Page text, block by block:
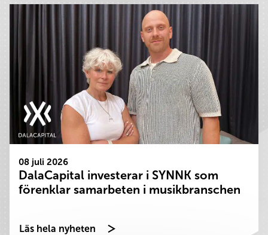
08 juli 2026
DalaCapital investerar i SYNNK som
förenklar samarbeten i musikbranschen
Läs hela nyheten